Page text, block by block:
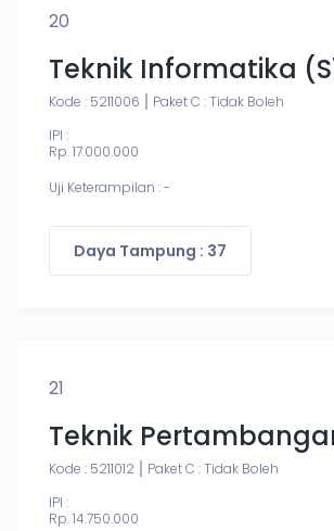
20
Teknik Informatika
Kode : 5211006
Paket C : Tidak Boleh
IPI :
Rp. 17.000.000
Uji Keterampilan : -
Daya Tampung : 37
21
Teknik
Kode : 5211012
Paket C : Tidak Boleh
IPI :
Rp. 14.750.000